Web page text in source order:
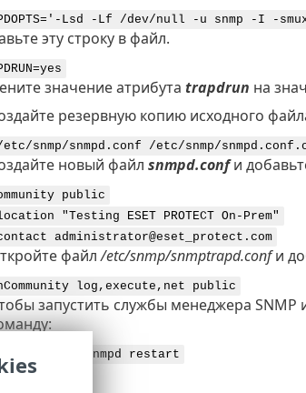
Lsd -Lf /dev/null -u snmp -I -
эту строку в файл.
значение атрибута trapdrun на
резервную копию исходного
etc/snmp/snmpd.conf /etc/snmp/
новый файл snmpd.confи
public
"Testing ESET PROTECT On-Prem"
administrator@eset_protect.com
файл/etc/snmp/snmptrapd.confи
log,execute,net public
запустить службы менеджера
/etc/init.d/snmpd restart